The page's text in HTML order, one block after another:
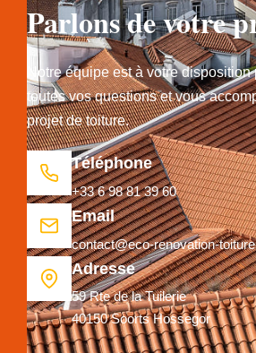
Parlons de votre
Notre équipe est à votre
toutes vos questions et vous
projet de toiture.
Téléphone
+33 6 98 81 39 60
Email
contact@eco-renovation-
Adresse
59 Rte de la Tuilerie
40150 Soorts Hossegor